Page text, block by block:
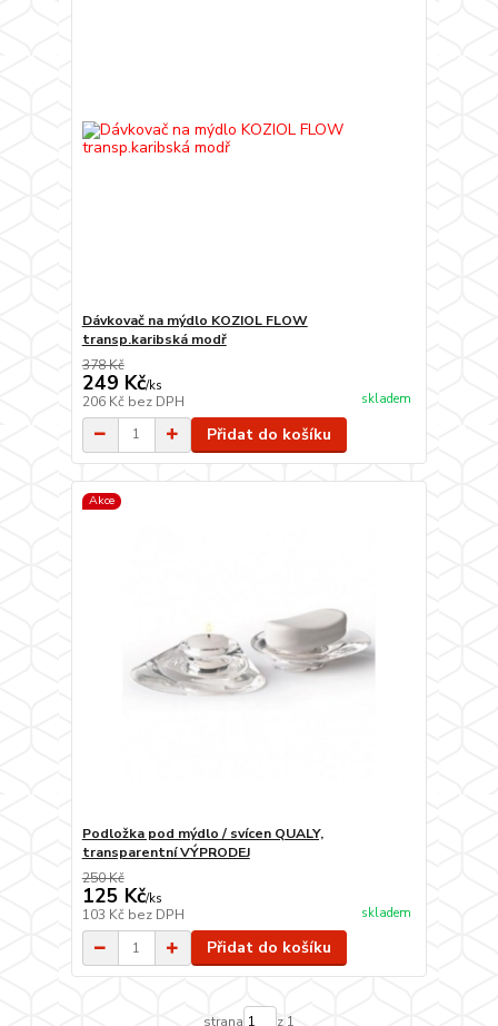
Dávkovač na mýdlo KOZIOL FLOW
transp.karibská modř
378 Kč
249 Kč/ks
206 Kč bez DPH skladem
Přidat do košíku
Akce
Podložka pod mýdlo / svícen QUALY,
transparentní VÝPRODEJ
250 Kč
125 Kč/ks
103 Kč bez DPH skladem
Přidat do košíku
strana z 1